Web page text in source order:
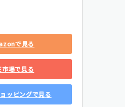
で見る
市場で見る
ッピングで見る